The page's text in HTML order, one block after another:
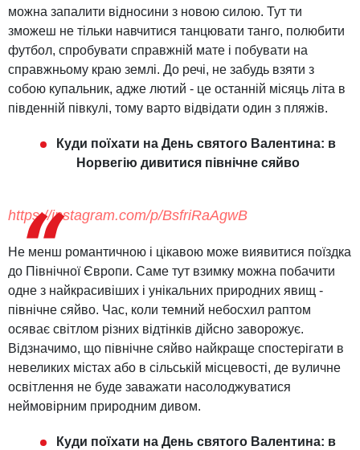
можна запалити відносини з новою силою. Тут ти
зможеш не тільки навчитися танцювати танго, полюбити
футбол, спробувати справжній мате і побувати на
справжньому краю землі. До речі, не забудь взяти з
собою купальник, адже лютий - це останній місяць літа в
південній півкулі, тому варто відвідати один з пляжів.
Куди поїхати на День святого Валентина: в
Норвегію дивитися північне сяйво
https://instagram.com/p/BsfriRaAgwB
Не менш романтичною і цікавою може виявитися поїздка
до Північної Європи. Саме тут взимку можна побачити
одне з найкрасивіших і унікальних природних явищ -
північне сяйво. Час, коли темний небосхил раптом
осяває світлом різних відтінків дійсно заворожує.
Відзначимо, що північне сяйво найкраще спостерігати в
невеликих містах або в сільській місцевості, де вуличне
освітлення не буде заважати насолоджуватися
неймовірним природним дивом.
Куди поїхати на День святого Валентина: в